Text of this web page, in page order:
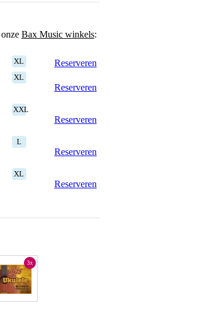
Bax Music winkels:
XL
Reserveren
XL
Reserveren
XXL
Reserveren
L
Reserveren
XL
Reserveren
3x